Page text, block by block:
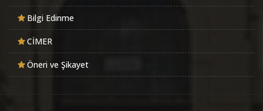
Bilgi Edinme
CİMER
Öneri ve Şikayet